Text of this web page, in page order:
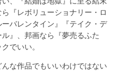
『レボリューショナリー・ロ
バレンタイン』『テイク・デ
』、邦画なら『夢売るふた
でいい。
な作品でもいいわけではない